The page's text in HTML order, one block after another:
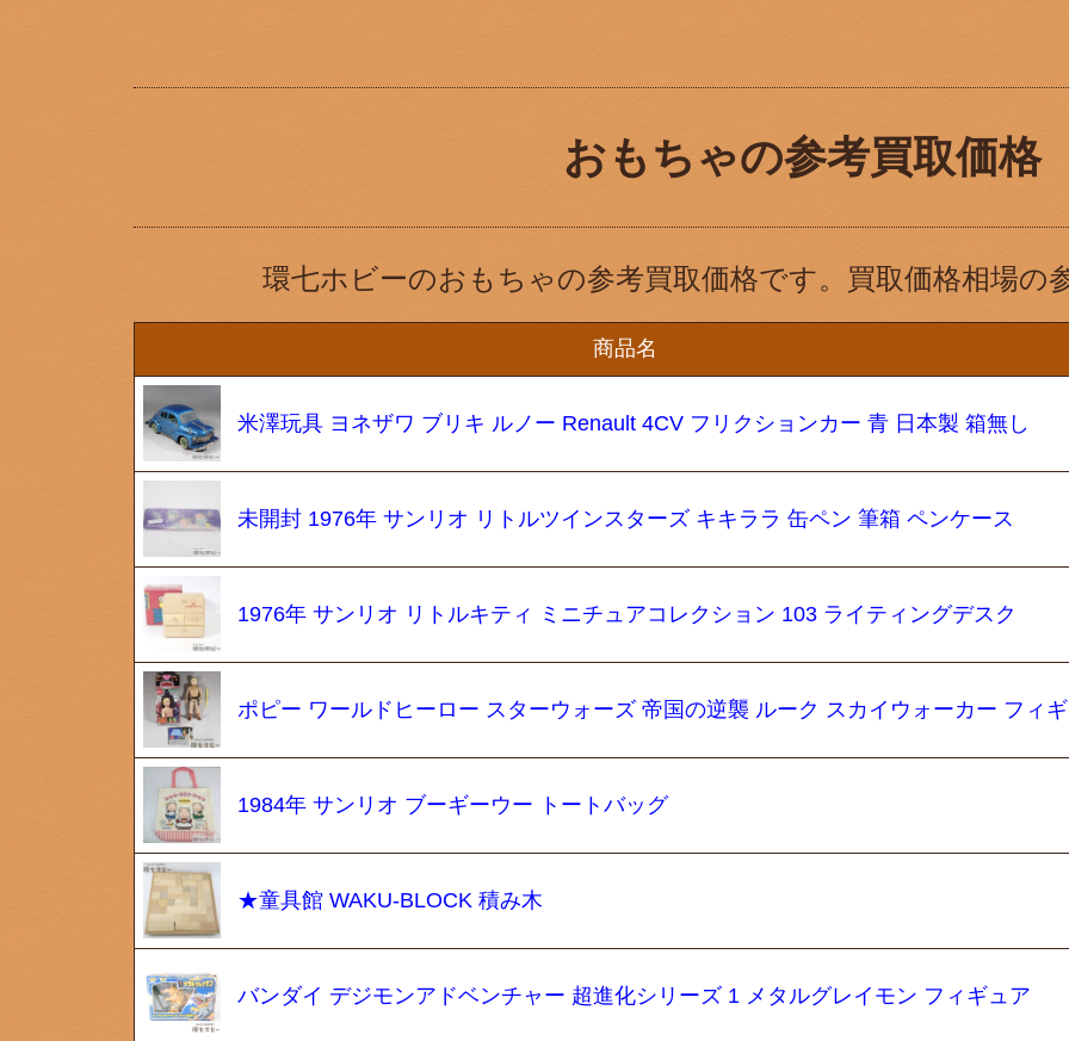
おもちゃの参考買取価格
環七ホビーのおもちゃの参考買取価格です。買取価格相場の
商品名
米澤玩具 ヨネザワ ブリキ ルノー Renault 4CV フリクションカー 青 日本製 箱無し
未開封 1976年 サンリオ リトルツインスターズ キキララ 缶ペン 筆箱 ペンケース
1976年 サンリオ リトルキティ ミニチュアコレクション 103 ライティングデスク
ポピー ワールドヒーロー スターウォーズ 帝国の逆襲 ルーク スカイウォーカー フィ
1984年 サンリオ ブーギーウー トートバッグ
★童具館 WAKU-BLOCK 積み木
バンダイ デジモンアドベンチャー 超進化シリーズ 1 メタルグレイモン フィギュア